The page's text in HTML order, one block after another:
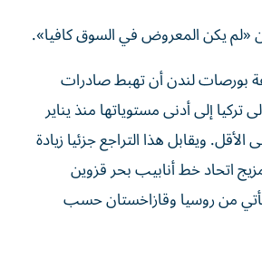
«لم يكن المعروض في السوق كافيا».
بورصات لندن أن تهبط صادرات
تركيا ‌إلى أدنى مستوياتها منذ يناير
الثاني 2025 على الأقل. ويقابل ‌هذا التراجع جزئيا زيادة
اتحاد خط أنابيب بحر قزوين
من روسيا وقازاخستان حسب